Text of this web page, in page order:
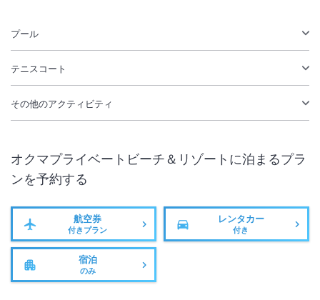
プール
テニスコート
その他のアクティビティ
オクマプライベートビーチ＆リゾート に泊まるプラ
ンを予約する
航空券
付きプラン
レンタカー
付き
宿泊
のみ